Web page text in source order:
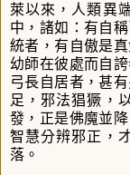
萊以來，人類異
中，諸如：有自
統者，有自傲是
幼師在彼處而自
弓長自居者，甚
足，邪法猖獗，
發，正是佛魔並
智慧分辨邪正，
落。